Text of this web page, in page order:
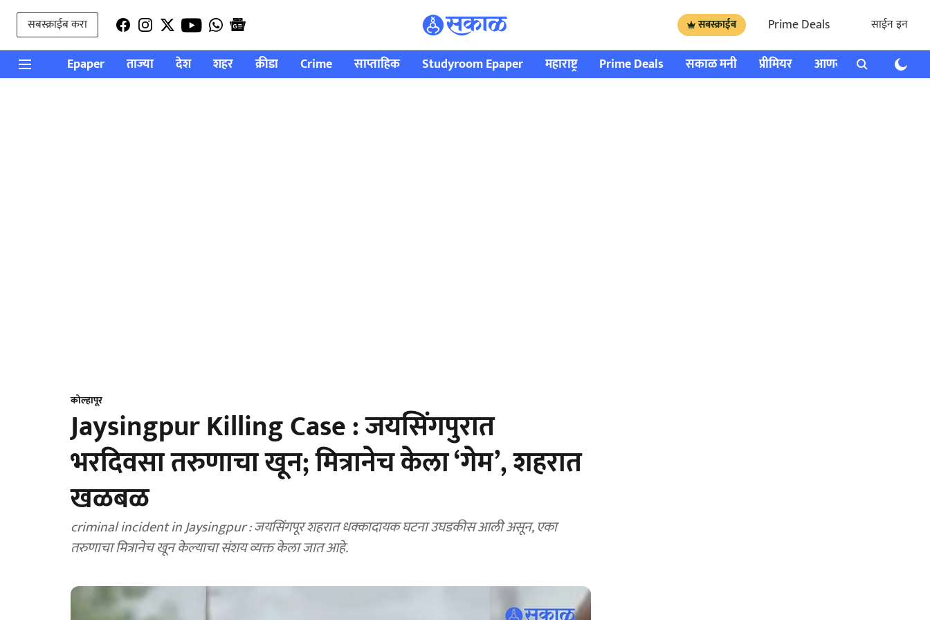
सबस्क्राईब करा सबस्क्राईब Prime Deals साईन इन
Epaper ताज्या देश शहर क्रीडा Crime साप्ताहिक Studyroom Epaper महाराष्ट्र Prime Deals सकाळ मनी प्रीमियर आणखी राशी भविष्य
कोल्हापूर
Jaysingpur Killing Case : जयसिंगपुरात
भरदिवसा तरुणाचा खून; मित्रानेच केला ‘गेम’, शहरात
खळबळ
criminal incident in Jaysingpur : जयसिंगपूर शहरात धक्कादायक घटना उघडकीस आली असून, एका
तरुणाचा मित्रानेच खून केल्याचा संशय व्यक्त केला जात आहे.